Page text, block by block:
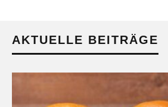
AKTUELLE BEITRÄGE